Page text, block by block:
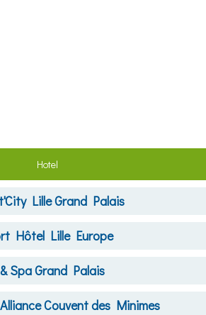
Hotel
Lille Grand Palais
Hôtel Lille Europe
Spa Grand Palais
Couvent des Minimes